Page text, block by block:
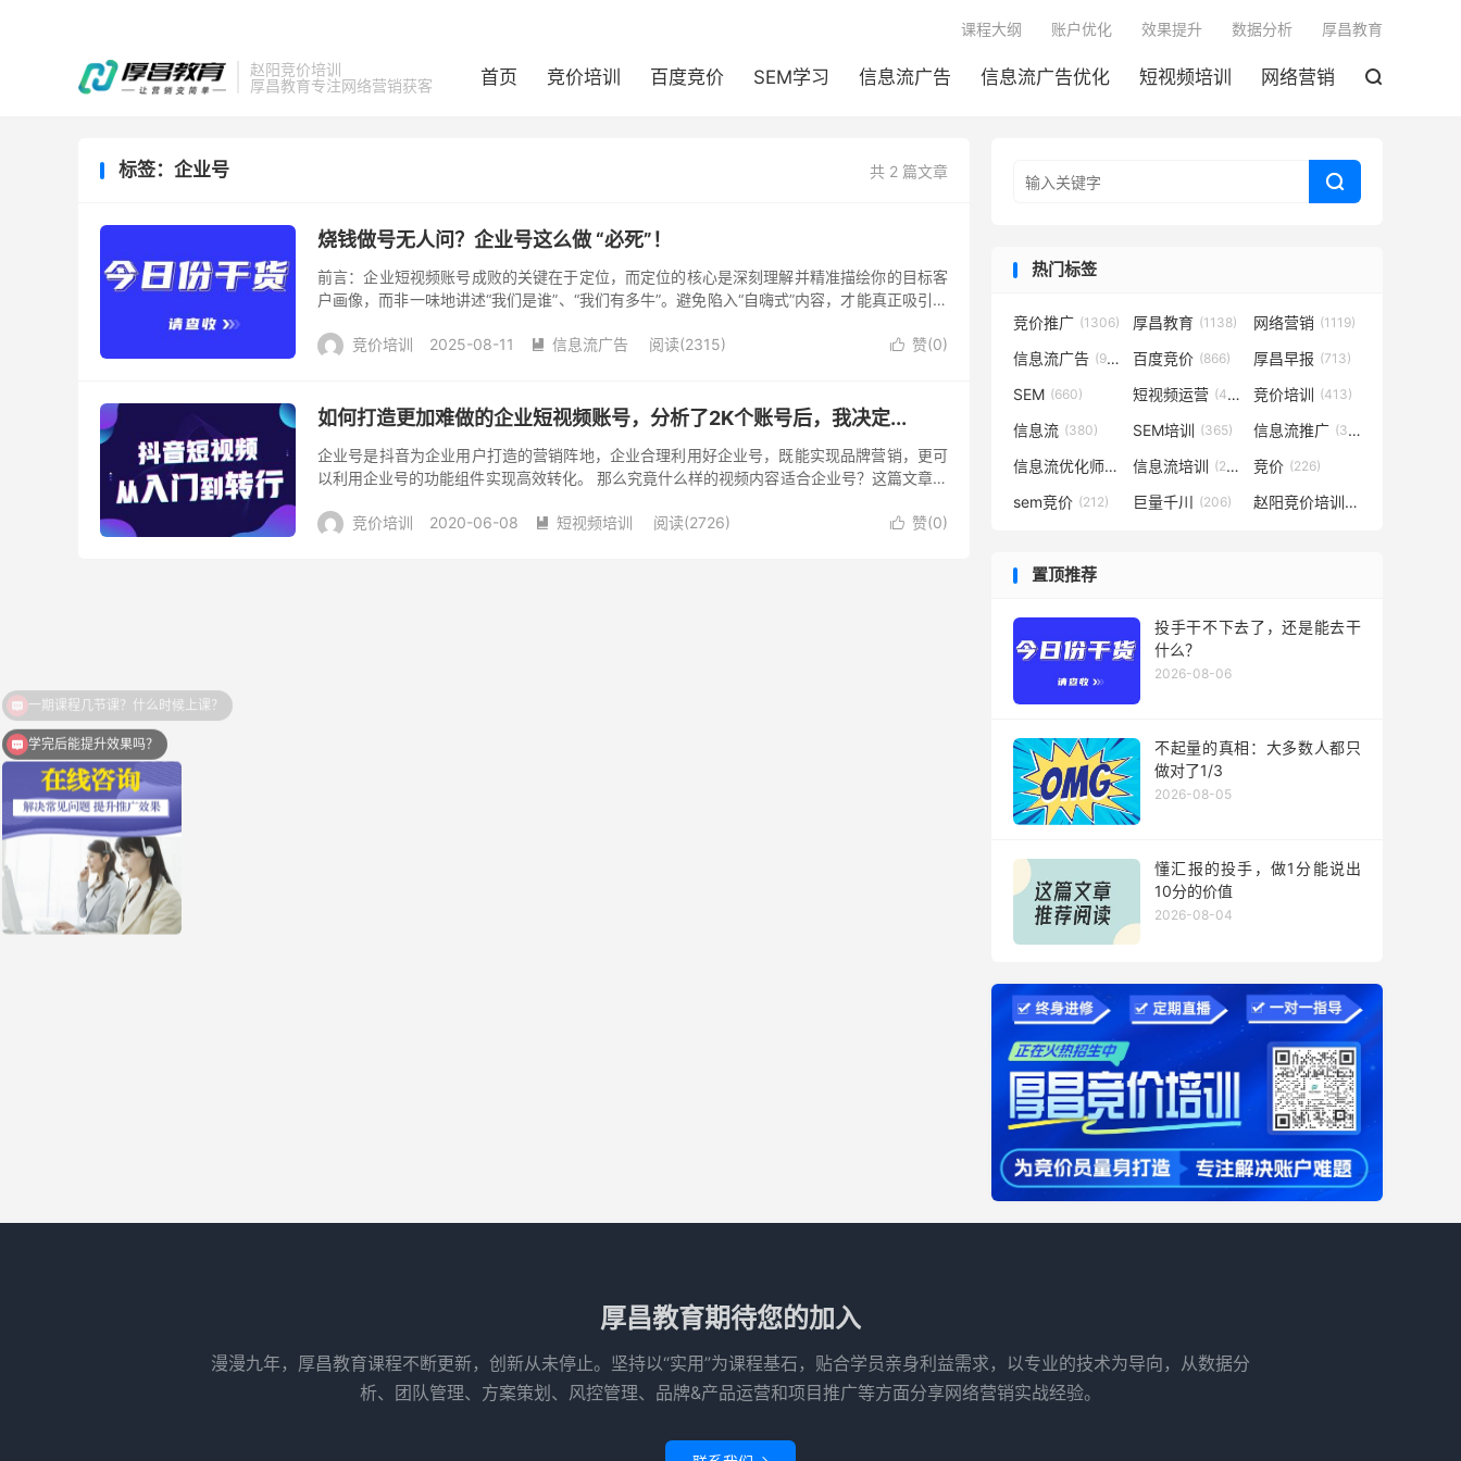
赵阳竞价培训
厚昌教育专注网络营销获客
首页 竞价培训 百度竞价 SEM学习 信息流广告 信息流广告优化 短视频培训 网络营销 
课程大纲 账户优化 效果提升 数据分析 厚昌教育
共 2 篇文章
标签：企业号
烧钱做号无人问？企业号这么做 “必死”！
前言：企业短视频账号成败的关键在于定位，而定位的核心是深刻理解并精准描绘你的目标客
户画像，而非一味地讲述“我们是谁”、“我们有多牛”。避免陷入“自嗨式”内容，才能真正吸引潜
 赞(0)
竞价培训 2025-08-11  信息流广告 阅读(2315)
如何打造更加难做的企业短视频账号，分析了2K个账号后，我决定...
企业号是抖音为企业用户打造的营销阵地，企业合理利用好企业号，既能实现品牌营销，更可
以利用企业号的功能组件实现高效转化。 那么究竟什么样的视频内容适合企业号？这篇文章将
 赞(0)
竞价培训 2020-06-08  短视频培训 阅读(2726)

热门标签
竞价推广 (1306) 厚昌教育 (1138) 网络营销 (1119)
信息流广告 (932) 百度竞价 (866) 厚昌早报 (713)
SEM (660) 短视频运营 (431) 竞价培训 (413)
信息流 (380) SEM培训 (365) 信息流推广 (350)
信息流优化师(291)信息流培训 (281) 竞价 (226)
sem竞价 (212) 巨量千川 (206) 赵阳竞价培训(194)
置顶推荐
投手干不下去了，还是能去干
什么？
2026-08-06
不起量的真相：大多数人都只
做对了1/3
2026-08-05
懂汇报的投手，做1分能说出
10分的价值
2026-08-04
厚昌教育期待您的加入
漫漫九年，厚昌教育课程不断更新，创新从未停止。坚持以“实用”为课程基石，贴合学员亲身利益需求，以专业的技术为导向，从数据分
析、团队管理、方案策划、风控管理、品牌&产品运营和项目推广等方面分享网络营销实战经验。
一期课程几节课？什么时候上课？
学完后能提升效果吗？